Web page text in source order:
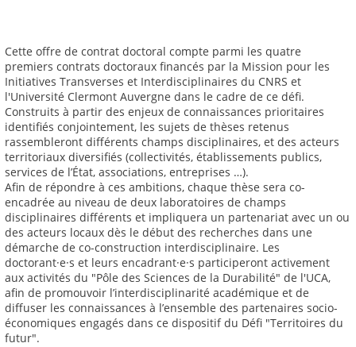
Cette offre de contrat doctoral compte parmi les quatre
premiers contrats doctoraux financés par la Mission pour les
Initiatives Transverses et Interdisciplinaires du CNRS et
l'Université Clermont Auvergne dans le cadre de ce défi.
Construits à partir des enjeux de connaissances prioritaires
identifiés conjointement, les sujets de thèses retenus
rassembleront différents champs disciplinaires, et des acteurs
territoriaux diversifiés (collectivités, établissements publics,
services de l’État, associations, entreprises …).
Afin de répondre à ces ambitions, chaque thèse sera co-
encadrée au niveau de deux laboratoires de champs
disciplinaires différents et impliquera un partenariat avec un ou
des acteurs locaux dès le début des recherches dans une
démarche de co-construction interdisciplinaire. Les
doctorant·e·s et leurs encadrant·e·s participeront activement
aux activités du "Pôle des Sciences de la Durabilité" de l'UCA,
afin de promouvoir l’interdisciplinarité académique et de
diffuser les connaissances à l’ensemble des partenaires socio-
économiques engagés dans ce dispositif du Défi "Territoires du
futur".